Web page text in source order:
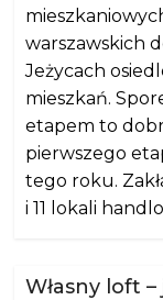
warszawskich
Jeżycach
mieszkań.
etapem to
pierwszego
tego roku.
i 11 lokali
Własny loft